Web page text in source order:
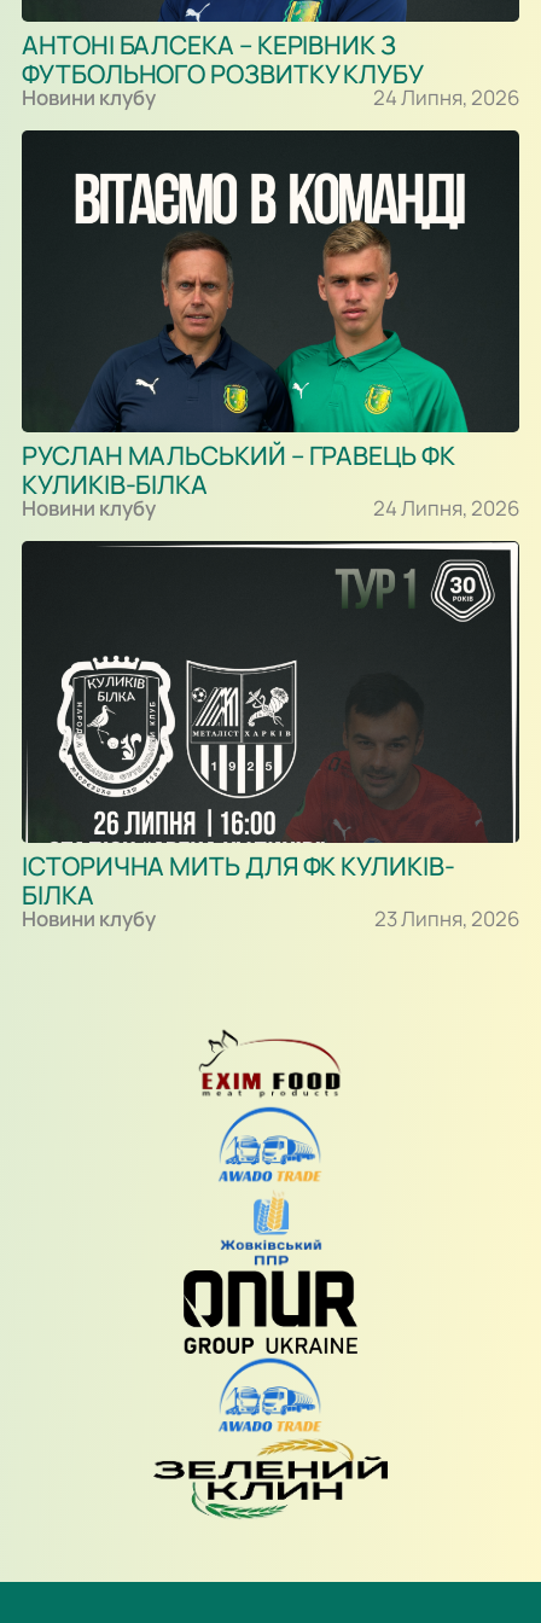
АНТОНІ БАЛСЕКА – КЕРІВНИК З
ФУТБОЛЬНОГО РОЗВИТКУ КЛУБУ
Новини клубу 24 Липня, 2026
РУСЛАН МАЛЬСЬКИЙ – ГРАВЕЦЬ ФК
КУЛИКІВ-БІЛКА
Новини клубу 24 Липня, 2026
ІСТОРИЧНА МИТЬ ДЛЯ ФК КУЛИКІВ-
БІЛКА
Новини клубу 23 Липня, 2026